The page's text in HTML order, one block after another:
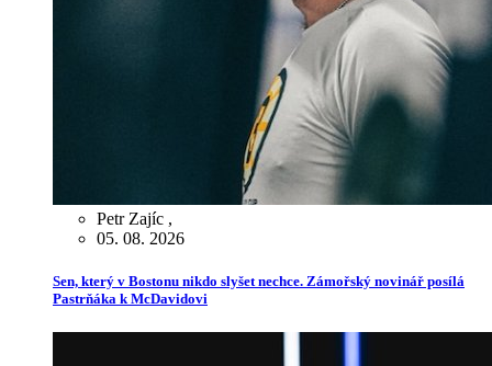
Petr Zajíc ,
05. 08. 2026
Sen, který v Bostonu nikdo slyšet nechce. Zámořský novinář posílá
Pastrňáka k McDavidovi